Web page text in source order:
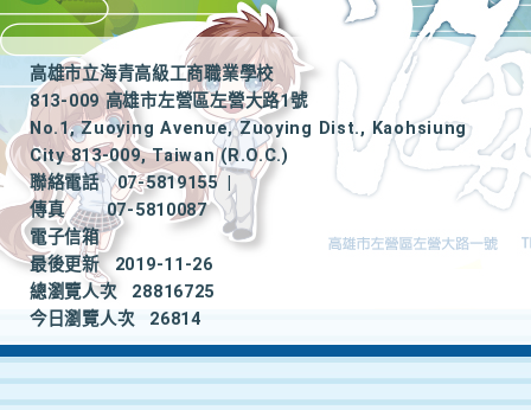
高雄市立海青高級工商職業學校
813-009 高雄市左營區左營大路1號
No.1, Zuoying Avenue, Zuoying Dist., Kaohsiung
City 813-009, Taiwan (R.O.C.)
聯絡電話
07-5819155
|
傳真
07-5810087
電子信箱
最後更新
2019-11-26
總瀏覽人次
28816725
今日瀏覽人次
26814